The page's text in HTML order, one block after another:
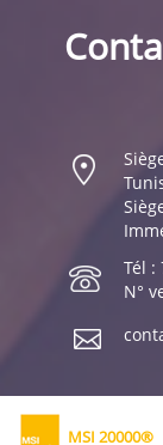
Tél :
N°
MSI 20000®